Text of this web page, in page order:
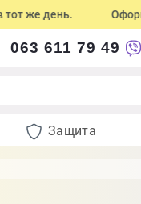
же день.
063 611 79 49
Защита